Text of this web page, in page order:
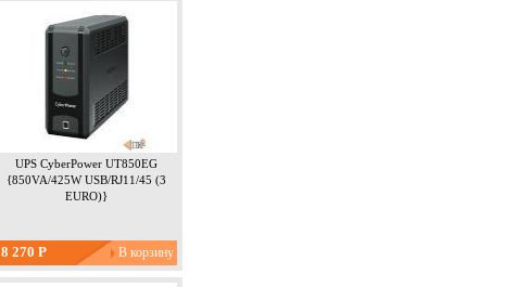
UPS CyberPower UT850EG
{850VA/425W USB/RJ11/45 (3
EURO)}
8 270 Р